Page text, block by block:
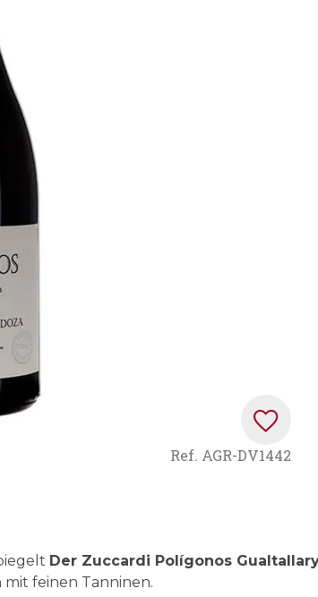
Ref. AGR-DV1442
Der Zuccardi Polígonos
mit feinen Tanninen.